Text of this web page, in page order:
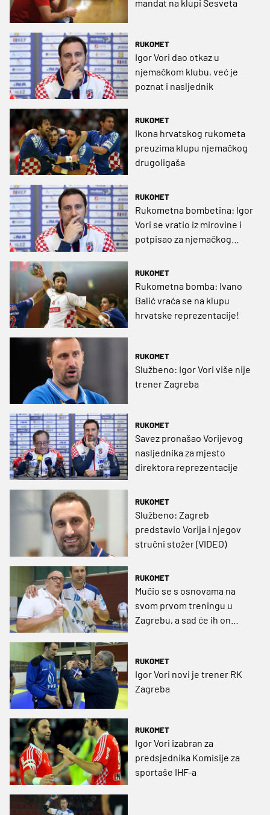
mandat na klupi Sesveta
RUKOMET
Igor Vori dao otkaz u
njemačkom klubu, već je
poznat i nasljednik
RUKOMET
Ikona hrvatskog rukometa
preuzima klupu njemačkog
drugoligaša
RUKOMET
Rukometna bombetina: Igor
Vori se vratio iz mirovine i
potpisao za njemačkog
RUKOMET
Rukometna bomba: Ivano
Balić vraća se na klupu
hrvatske reprezentacije!
RUKOMET
Službeno: Igor Vori više nije
trener Zagreba
RUKOMET
Savez pronašao Vorijevog
nasljednika za mjesto
direktora reprezentacije
RUKOMET
Službeno: Zagreb
predstavio Vorija i njegov
stručni stožer (VIDEO)
RUKOMET
Mučio se s osnovama na
svom prvom treningu u
Zagrebu, a sad će ih on
RUKOMET
Igor Vori novi je trener RK
Zagreba
RUKOMET
Igor Vori izabran za
predsjednika Komisije za
sportaše IHF-a